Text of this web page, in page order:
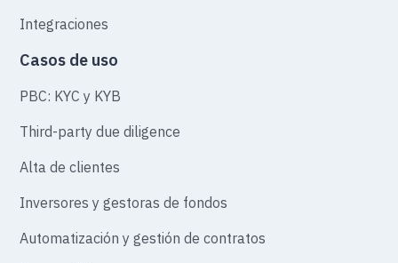
Integraciones
Casos de uso
PBC: KYC y KYB
Third-party due diligence
Alta de clientes
Inversores y gestoras de fondos
Automatización y gestión de contratos